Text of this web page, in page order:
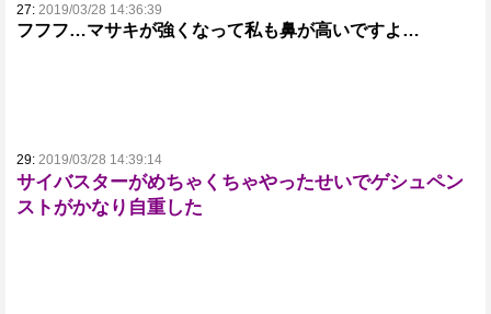
27: 2019/03/28 14:36:39
フフフ…マサキが強くなって私も鼻が高いですよ…
29: 2019/03/28 14:39:14
サイバスターがめちゃくちゃやったせいでゲシュペン
ストがかなり自重した